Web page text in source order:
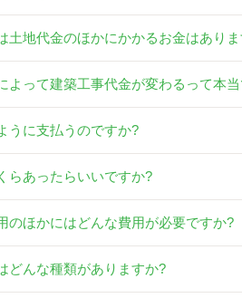
土地代金のほかにかかるお金はあり
よって建築工事代金が変わるって本
うに支払うのですか?
らあったらいいですか?
のほかにはどんな費用が必要ですか?
どんな種類がありますか?